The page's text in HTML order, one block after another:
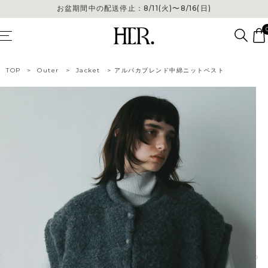
お盆期間中の配送停止：8/11(火)〜8/16(日)
お盆期間中の配送停止：8/11(火)〜8/16(日)
TOP > Outer > Jacket > アルパカブレンド中綿ニットベスト